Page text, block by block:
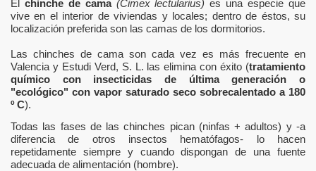
El chinche de cama(Cimex lectularius)es una especie que
vive en el interior de viviendas y locales; dentro de éstos, su
localización preferida son las camas de los dormitorios.
Las chinches de cama son cada vez es más frecuente en
Valencia y Estudi Verd, S. L. las elimina con éxito (tratamiento
químico con insecticidas de última generación o
"ecológico" con vapor saturado seco sobrecalentado a 180
º C).
Todas las fases de las chinches pican (ninfas + adultos) y -a
diferencia de otros insectos hematófagos- lo hacen
repetidamente siempre y cuando dispongan de una fuente
adecuada de alimentación (hombre).
de fauna silvestre, exótica e invasora en Valencia,
Paterna.
en TV y otros fraudes.